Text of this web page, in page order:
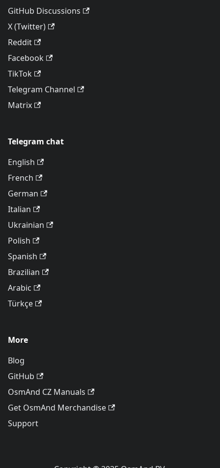
GitHub Discussions
X (Twitter)
Reddit
Facebook
TikTok
Telegram Channel
Matrix
Telegram chat
English
French
German
Italian
Ukrainian
Polish
Spanish
Brazilian
Arabic
Türkçe
More
Blog
GitHub
OsmAnd CZ Manuals
Get OsmAnd Merchandise
Support